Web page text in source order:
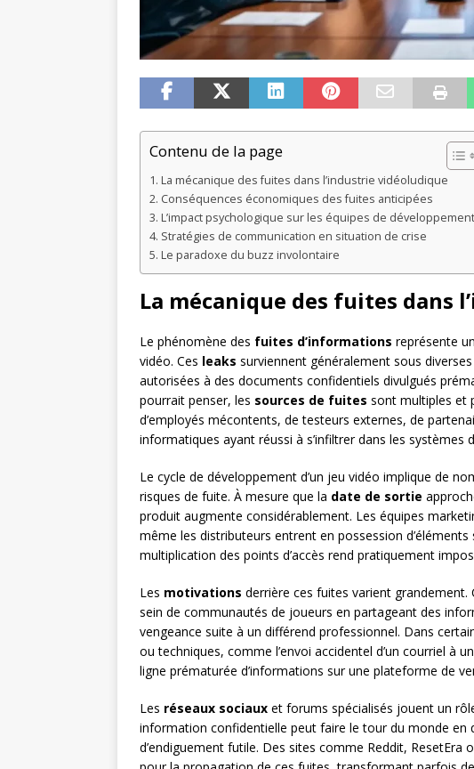
Contenu de la page
La mécanique des fuites dans l’industrie vidéoludique
Conséquences économiques des fuites anticipées
L’impact psychologique sur les équipes de développement
Stratégies de communication en situation de crise
Le paradoxe du buzz involontaire
La mécanique des fuites dans
Le phénomène des fuites d’informations représente
vidéo. Ces leaks surviennent généralement sous
autorisées à des documents confidentiels divulgués
pourrait penser, les sources de fuites sont multiples et
d’employés mécontents, de testeurs externes, de
informatiques ayant réussi à s’infiltrer dans les systèmes
Le cycle de développement d’un jeu vidéo implique de
risques de fuite. À mesure que la date de sortie
produit augmente considérablement. Les équipes
même les distributeurs entrent en possession d’éléments
multiplication des points d’accès rend pratiquement
Les motivations derrière ces fuites varient grandement.
sein de communautés de joueurs en partageant des
vengeance suite à un différend professionnel. Dans
ou techniques, comme l’envoi accidentel d’un courriel à
ligne prématurée d’informations sur une plateforme de
Les réseaux sociaux et forums spécialisés jouent un
information confidentielle peut faire le tour du monde
d’endiguement futile. Des sites comme Reddit,